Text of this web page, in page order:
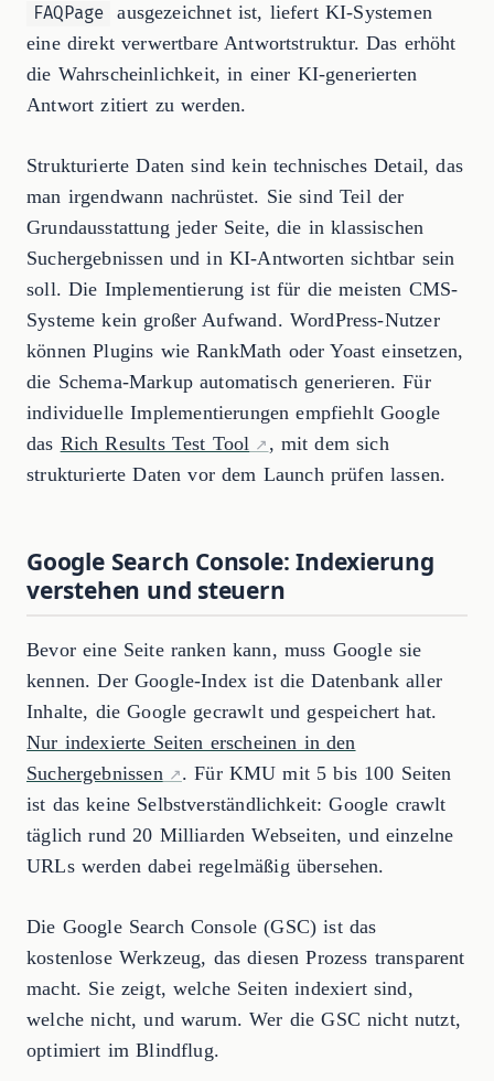
FAQPage
ausgezeichnet ist, liefert KI-Systemen
eine direkt verwertbare Antwortstruktur. Das erhöht
die Wahrscheinlichkeit, in einer KI-generierten
Antwort zitiert zu werden.
Strukturierte Daten sind kein technisches Detail, das
man irgendwann nachrüstet. Sie sind Teil der
Grundausstattung jeder Seite, die in klassischen
Suchergebnissen und in KI-Antworten sichtbar sein
soll. Die Implementierung ist für die meisten CMS-
Systeme kein großer Aufwand. WordPress-Nutzer
können Plugins wie RankMath oder Yoast einsetzen,
die Schema-Markup automatisch generieren. Für
individuelle Implementierungen empfiehlt Google
das Rich Results Test Tool
, mit dem sich
strukturierte Daten vor dem Launch prüfen lassen.
Google Search Console: Indexierung
verstehen und steuern
Bevor eine Seite ranken kann, muss Google sie
kennen. Der Google-Index ist die Datenbank aller
Inhalte, die Google gecrawlt und gespeichert hat.
Nur indexierte Seiten erscheinen in den
Suchergebnissen
. Für KMU mit 5 bis 100 Seiten
ist das keine Selbstverständlichkeit: Google crawlt
täglich rund 20 Milliarden Webseiten, und einzelne
URLs werden dabei regelmäßig übersehen.
Die Google Search Console (GSC) ist das
kostenlose Werkzeug, das diesen Prozess transparent
macht. Sie zeigt, welche Seiten indexiert sind,
welche nicht, und warum. Wer die GSC nicht nutzt,
optimiert im Blindflug.